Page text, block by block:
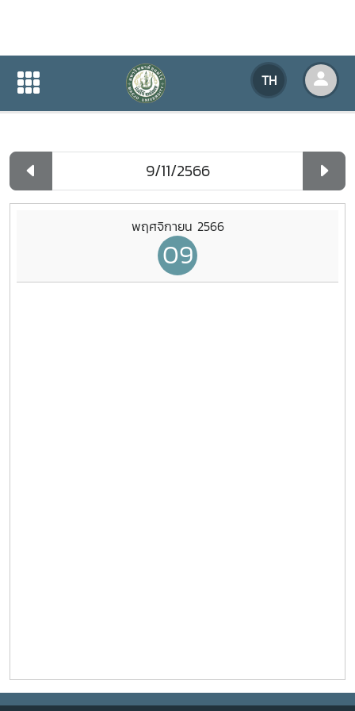
TH
ปฏิทินกิจกรรมของหน่วยงาน
ปฏิทินกิจกรรมของหน่วยงาน
พฤศจิกายน 2566
09